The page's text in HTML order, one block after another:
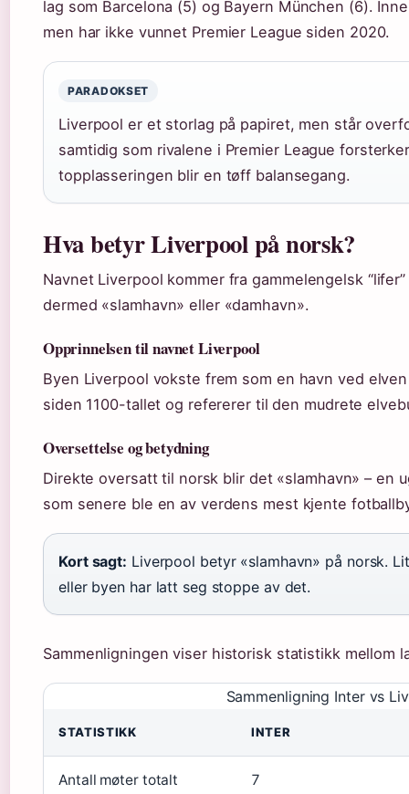
lag som Barcelona (5) og Bayern München (6).
men har ikke vunnet Premier League siden 2020.
PARADOKSET
Liverpool er et storlag på papiret, men står
samtidig som rivalene i Premier League
topplasseringen blir en tøff balansegang.
Hva betyr Liverpool på norsk?
Navnet Liverpool kommer fra gammelengelsk
dermed «slamhavn» eller «damhavn».
Opprinnelsen til navnet Liverpool
Byen Liverpool vokste frem som en havn ved
siden 1100-tallet og refererer til den mudrete
Oversettelse og betydning
Direkte oversatt til norsk blir det «slamhavn» – en
som senere ble en av verdens mest kjente
Kort sagt: Liverpool betyr «slamhavn» på norsk.
eller byen har latt seg stoppe av det.
Sammenligningen viser historisk statistikk mellom
Sammenligning Inter vs
STATISTIKK INTER
Antall møter totalt 7